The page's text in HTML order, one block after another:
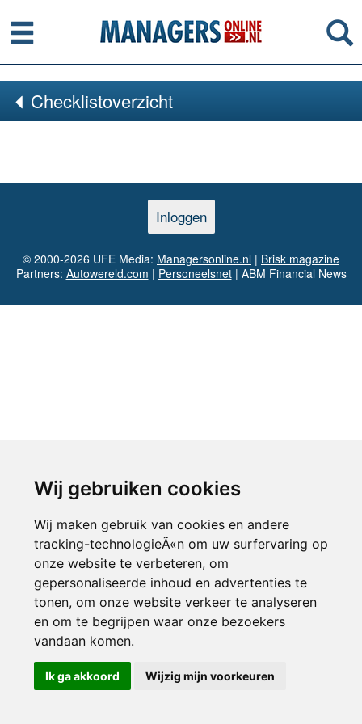
Wij gebruiken cookies
Wij maken gebruik van cookies en andere
tracking-technologieÃ«n om uw surfervaring op
onze website te verbeteren, om
gepersonaliseerde inhoud en advertenties te
tonen, om onze website verkeer te analyseren
en om te begrijpen waar onze bezoekers
vandaan komen.
Ik ga akkoord Wijzig mijn voorkeuren
Menu
Checklistoverzicht
Inloggen
© 2000-2026 UFE Media: Managersonline.nl | Brisk magazine
Partners: Autowereld.com | Personeelsnet| ABM Financial News